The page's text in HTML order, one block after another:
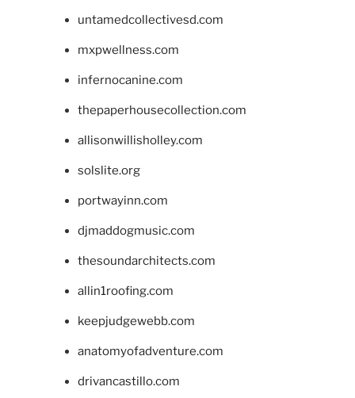
untamedcollectivesd.com
mxpwellness.com
infernocanine.com
thepaperhousecollection.com
allisonwillisholley.com
solslite.org
portwayinn.com
djmaddogmusic.com
thesoundarchitects.com
allin1roofing.com
keepjudgewebb.com
anatomyofadventure.com
drivancastillo.com